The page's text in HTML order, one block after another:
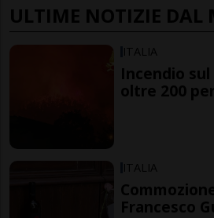
ULTIME NOTIZIE DAL
ITALIA
Incendio sul
oltre 200
ITALIA
Francesco